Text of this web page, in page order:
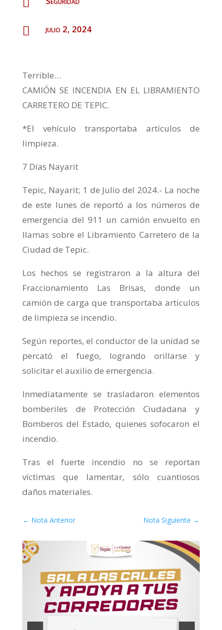
 julio 2, 2024
Terrible…
CAMIÓN SE INCENDIA EN EL LIBRAMIENTO
CARRETERO DE TEPIC.
*El vehículo transportaba artículos de
limpieza.
7 Días Nayarit
Tepic, Nayarit; 1 de Julio del 2024.- La noche
de este lunes de reportó a los números de
emergencia del 911 un camión envuelto en
llamas sobre el Libramiento Carretero de la
Ciudad de Tepic.
Los hechos se registraron a la altura del
Fraccionamiento Las Brisas, donde un
camión de carga que transportaba articulos
de limpieza se incendio.
Según reportes, el conductor de la unidad se
percató el fuego, logrando orillarse y
solicitar el auxilio de emergencia.
Inmediatamente se trasladaron elementos
bomberiles de Protección Ciudadana y
Bomberos del Estado, quienes sofocaron el
incendio.
Tras el fuerte incendio no se reportan
víctimas que lamentar, sólo cuantiosos
daños materiales.
← Nota Anterior Nota Siguiente →